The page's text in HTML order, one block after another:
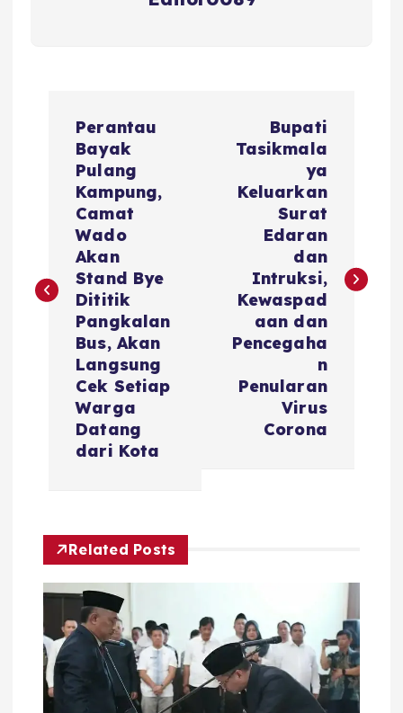
g
Perantau
Bayak
Pulang
Kampung,
Camat
Wado
Akan
Stand Bye
Dititik
Pangkalan
Bus, Akan
Langsung
Cek Setiap
Warga
Datang
dari Kota
Bupati
Tasikmala
ya
Keluarkan
Surat
Edaran
dan
Intruksi,
Kewaspad
aan dan
Pencegaha
n
Penularan
Virus
Corona
Related Posts